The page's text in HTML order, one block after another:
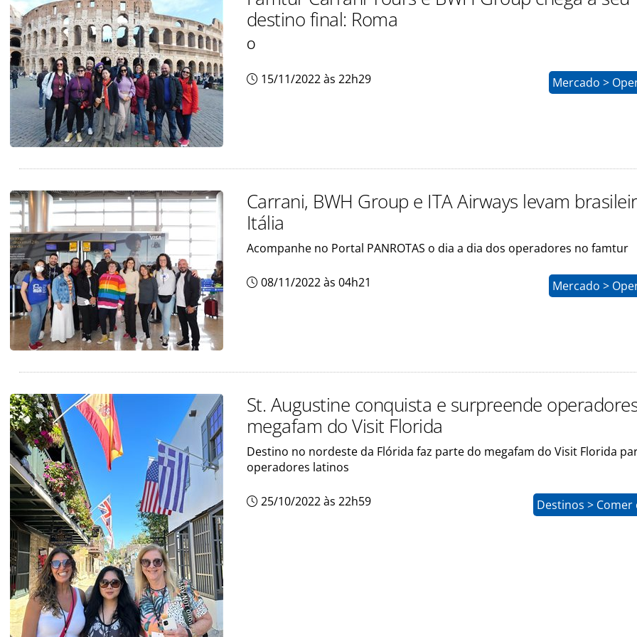
destino final: Roma
O
15/11/2022 às 22h29 Mercado >
Carrani, BWH Group e ITA Airways levam
Itália
Acompanhe no Portal PANROTAS o dia a dia dos operadores no famtur
08/11/2022 às 04h21 Mercado >
St. Augustine conquista e surpreende
megafam do Visit Florida
Destino no nordeste da Flórida faz parte do megafam do Visit Florida
operadores latinos
25/10/2022 às 22h59 Destinos > Comer